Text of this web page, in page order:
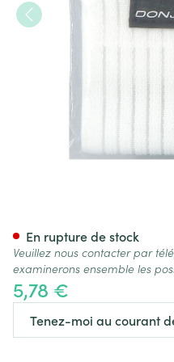
5,78 €
Tenez-moi au courant
En rupture de stock
Veuillez nous contacter par
examinerons ensemble les